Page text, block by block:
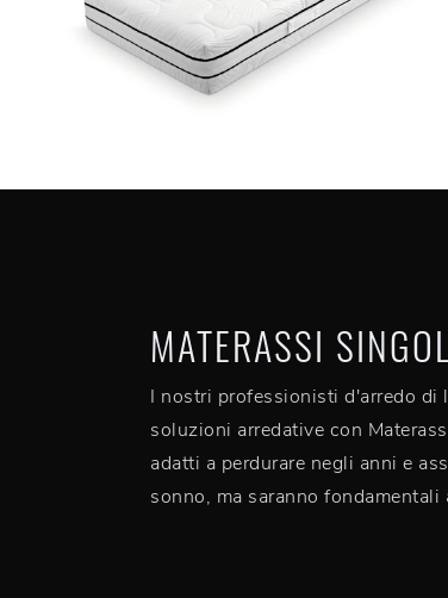
MATERASSI
I nostri professionisti d'arredo di
soluzioni arredative con
adatti a perdurare negli anni e
sonno, ma saranno fondamentali